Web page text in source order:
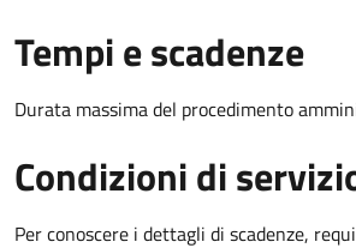
Tempi e scadenze
Durata massima del procedimento
Condizioni di
Per conoscere i dettagli di scadenze,